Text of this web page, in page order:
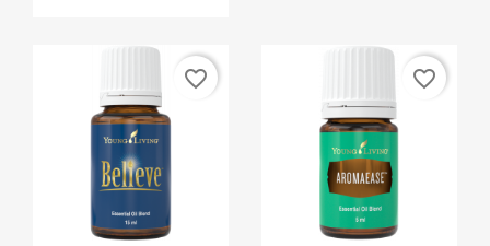
favorite_border favorite_border